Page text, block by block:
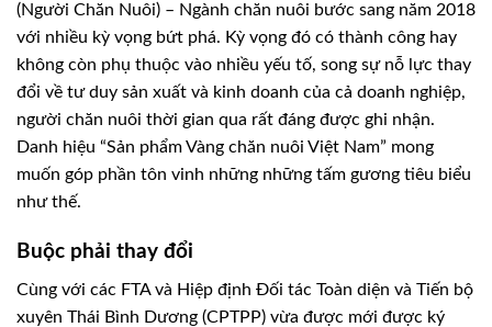
(Người Chăn Nuôi) – Ngành chăn nuôi bước sang năm 2018
với nhiều kỳ vọng bứt phá. Kỳ vọng đó có thành công hay
không còn phụ thuộc vào nhiều yếu tố, song sự nỗ lực thay
đổi về tư duy sản xuất và kinh doanh của cả doanh nghiệp,
người chăn nuôi thời gian qua rất đáng được ghi nhận.
Danh hiệu “Sản phẩm Vàng chăn nuôi Việt Nam” mong
muốn góp phần tôn vinh những những tấm gương tiêu biểu
như thế.
Buộc phải thay đổi
Cùng với các FTA và Hiệp định Ðối tác Toàn diện và Tiến bộ
xuyên Thái Bình Dương (CPTPP) vừa được mới được ký